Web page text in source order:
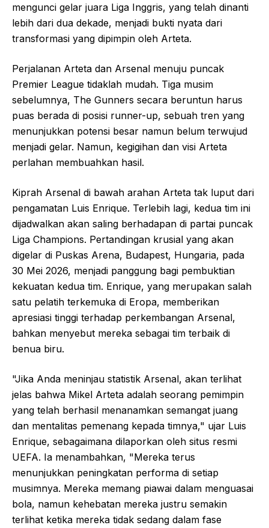
mengunci gelar juara Liga Inggris, yang telah dinanti
lebih dari dua dekade, menjadi bukti nyata dari
transformasi yang dipimpin oleh Arteta.
Perjalanan Arteta dan Arsenal menuju puncak
Premier League tidaklah mudah. Tiga musim
sebelumnya, The Gunners secara beruntun harus
puas berada di posisi runner-up, sebuah tren yang
menunjukkan potensi besar namun belum terwujud
menjadi gelar. Namun, kegigihan dan visi Arteta
perlahan membuahkan hasil.
Kiprah Arsenal di bawah arahan Arteta tak luput dari
pengamatan Luis Enrique. Terlebih lagi, kedua tim ini
dijadwalkan akan saling berhadapan di partai puncak
Liga Champions. Pertandingan krusial yang akan
digelar di Puskas Arena, Budapest, Hungaria, pada
30 Mei 2026, menjadi panggung bagi pembuktian
kekuatan kedua tim. Enrique, yang merupakan salah
satu pelatih terkemuka di Eropa, memberikan
apresiasi tinggi terhadap perkembangan Arsenal,
bahkan menyebut mereka sebagai tim terbaik di
benua biru.
"Jika Anda meninjau statistik Arsenal, akan terlihat
jelas bahwa Mikel Arteta adalah seorang pemimpin
yang telah berhasil menanamkan semangat juang
dan mentalitas pemenang kepada timnya," ujar Luis
Enrique, sebagaimana dilaporkan oleh situs resmi
UEFA. Ia menambahkan, "Mereka terus
menunjukkan peningkatan performa di setiap
musimnya. Mereka memang piawai dalam menguasai
bola, namun kehebatan mereka justru semakin
terlihat ketika mereka tidak sedang dalam fase